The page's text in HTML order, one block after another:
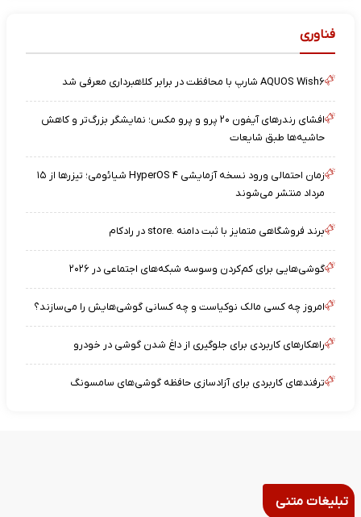
فناوری
AQUOS Wish۶ شارپ با محافظت در برابر کلاهبرداری معرفی شد
افشای رندرهای آیفون ۲۰ پرو و پرو مکس؛ نمایشگر بزرگ‌تر و کاهش
حاشیه‌ها طبق شایعات
زمان احتمالی ورود نسخه آزمایشی HyperOS ۴ شیائومی؛ تیزرها از ۱۵
مرداد منتشر می‌شوند
برند فروشگاهی متمایز با ثبت دامنه .store در رادکام
گوشی‌هایی برای کم‌کردن وسوسه شبکه‌های اجتماعی در ۲۰۲۶
امروز چه کسی مالک نوکیاست و چه کسانی گوشی‌هایش را می‌سازند؟
راهکارهای کاربردی برای جلوگیری از داغ شدن گوشی در خودرو
ترفندهای کاربردی برای آزادسازی حافظه گوشی‌های سامسونگ
تبلیغات متنی